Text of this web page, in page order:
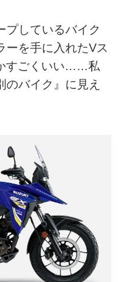
プしているバイク
ーを手に入れたVス
すごくいい……私
のバイク』に見え